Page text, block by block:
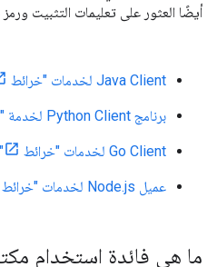
أيضًا العثور على تعليمات التثبيت
Java Client لخدمات "خرائط Google"
برنامج Python Client لخدمة "خرائط Google"
Go Client لخدمات "خرائط Google"
عميل Node.js لخدمات "خرائط Google"
ما هي فائدة استخدام